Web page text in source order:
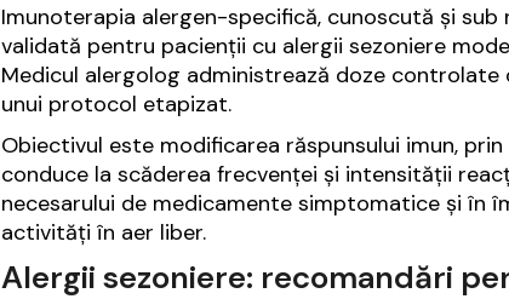
Imunoterapia alergen-specifică, cunoscută și
validată pentru pacienții cu alergii sezoniere
Medicul alergolog administrează doze controlate
unui protocol etapizat.
Obiectivul este modificarea răspunsului imun,
conduce la scăderea frecvenței și intensității
necesarului de medicamente simptomatice și în
activități în aer liber.
Alergii sezoniere: recomandări